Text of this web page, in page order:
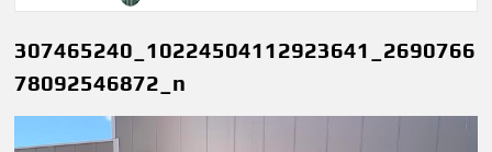
307465240_10224504112923641_2690766
78092546872_n